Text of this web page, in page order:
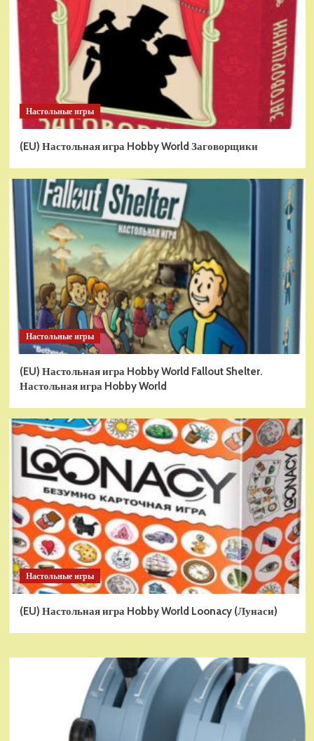
Настольные игры
(EU) Настольная игра Hobby World Заговорщики
Настольные игры
(EU) Настольная игра Hobby World Fallout Shelter.
Настольная игра Hobby World
Настольные игры
(EU) Настольная игра Hobby World Loonacy (Лунаси)